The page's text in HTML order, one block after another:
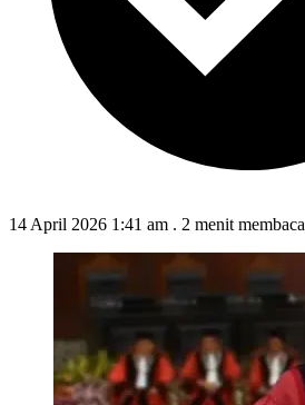
14 April 2026 1:41 am . 2 menit membaca